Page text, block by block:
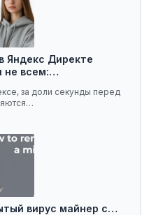
Яндекс Директе
не всем:…
за доли секунды перед
вирус майнер с…